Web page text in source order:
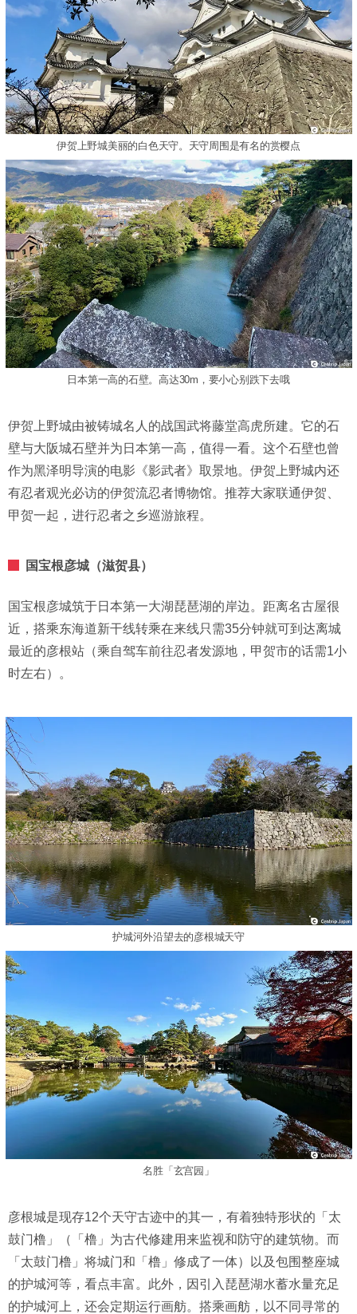
伊贺上野城美丽的白色天守。天守周围是有名的赏樱点
日本第一高的石壁。高达30m，要小心别跌下去哦
伊贺上野城由被铸城名人的战国武将藤堂高虎所建。它的石
壁与大阪城石壁并为日本第一高，值得一看。这个石壁也曾
作为黑泽明导演的电影《影武者》取景地。伊贺上野城内还
有忍者观光必访的伊贺流忍者博物馆。推荐大家联通伊贺、
甲贺一起，进行忍者之乡巡游旅程。
国宝根彦城（滋贺县）
国宝根彦城筑于日本第一大湖琵琶湖的岸边。距离名古屋很
近，搭乘东海道新干线转乘在来线只需35分钟就可到达离城
最近的彦根站（乘自驾车前往忍者发源地，甲贺市的话需1小
时左右）。
护城河外沿望去的彦根城天守
名胜「玄宫园」
彦根城是现存12个天守古迹中的其一，有着独特形状的「太
鼓门橹」（「橹」为古代修建用来监视和防守的建筑物。而
「太鼓门橹」将城门和「橹」修成了一体）以及包围整座城
的护城河等，看点丰富。此外，因引入琵琶湖水蓄水量充足
的护城河上，还会定期运行画舫。搭乘画舫，以不同寻常的